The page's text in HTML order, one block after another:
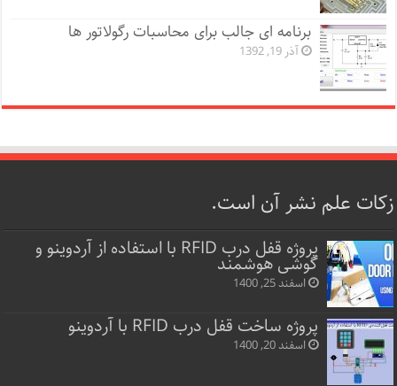
برنامه ای جالب برای محاسبات رگولاتور ها
آذر 19, 1392
زکات علم نشر آن است.
پروژه قفل‌ درب RFID با استفاده از آردوینو و
گوشی هوشمند
اسفند 25, 1400
پروژه ساخت قفل‌ درب RFID با آردوینو
اسفند 20, 1400